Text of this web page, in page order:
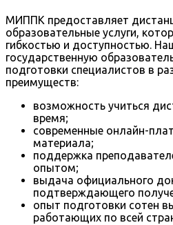
МИППК предоставляет
образовательные услуги,
гибкостью и доступностью.
государственную
подготовки специалистов в
преимуществ:
возможность учиться
время;
современные онлайн-
материала;
поддержка
опытом;
выдача официального
подтверждающего
опыт подготовки сотен
работающих по всей